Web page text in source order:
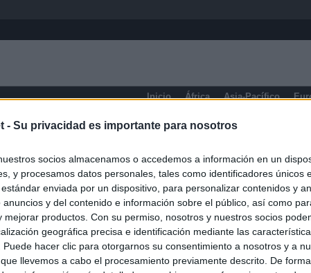
- Su privacidad es importante para nosotros
socios almacenamos o accedemos a información en un
y procesamos datos personales, tales como identificadores únicos
enviada por un dispositivo, para personalizar contenidos y
anuncios y del contenido e información sobre el público, así como
mejorar productos. Con su permiso, nosotros y nuestros socios
geográfica precisa e identificación mediante las
Puede hacer clic para otorgarnos su consentimiento a nosotros y a
llevemos a cabo el procesamiento previamente descrito. De forma
Inicio África Asia-Pacífico
Columbia Británica